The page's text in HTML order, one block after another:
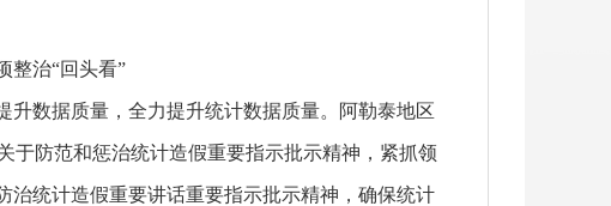
整治“回头看”
数据质量，全力提升统计数据质量。阿勒泰地区
于防范和惩治统计造假重要指示批示精神，紧抓领
治统计造假重要讲话重要指示批示精神，确保统计